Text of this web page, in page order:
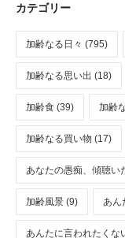
カテゴリー
加齢なる日々 (795)
加齢なる思い出 (18)
加齢食 (39) 加齢
加齢なる買い物 (17)
あなたの愚痴、傾聴い
加齢風景 (9) あん
あんたに言われたくな